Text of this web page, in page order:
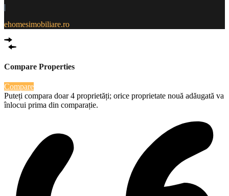
|
ehomesimobiliare.ro
Compare Properties
Compare
Puteți compara doar 4 proprietăți; orice proprietate nouă adăugată va
înlocui prima din comparație.